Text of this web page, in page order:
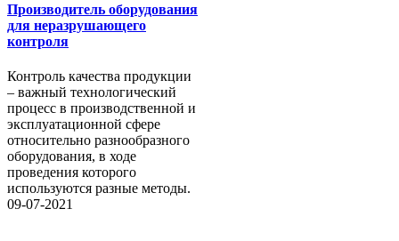
Производитель оборудования
для неразрушающего
контроля
Контроль качества продукции
– важный технологический
процесс в производственной и
эксплуатационной сфере
относительно разнообразного
оборудования, в ходе
проведения которого
используются разные методы.
09-07-2021